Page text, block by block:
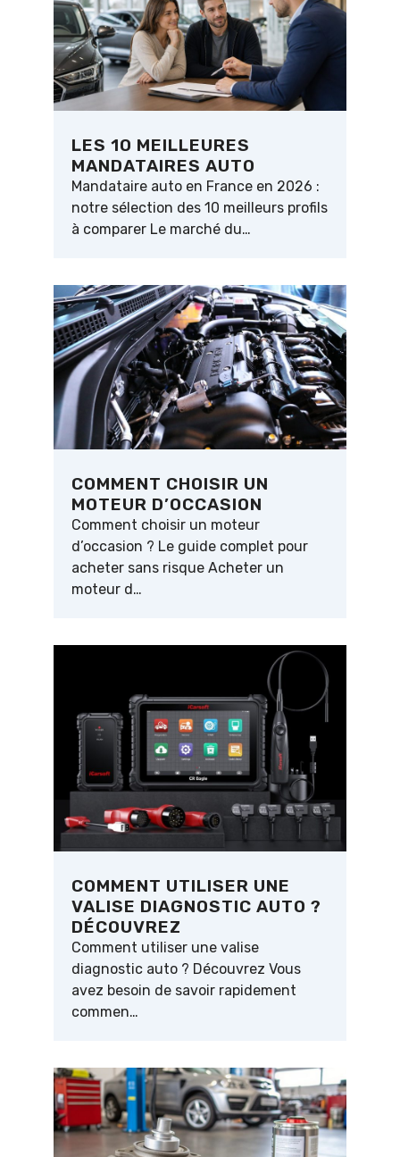
LES 10 MEILLEURES
MANDATAIRES AUTO
Mandataire auto en France en 2026 :
notre sélection des 10 meilleurs profils
à comparer Le marché du…
COMMENT CHOISIR UN
MOTEUR D’OCCASION
Comment choisir un moteur
d’occasion ? Le guide complet pour
acheter sans risque Acheter un
moteur d…
COMMENT UTILISER UNE
VALISE DIAGNOSTIC AUTO ?
DÉCOUVREZ
Comment utiliser une valise
diagnostic auto ? Découvrez Vous
avez besoin de savoir rapidement
commen…